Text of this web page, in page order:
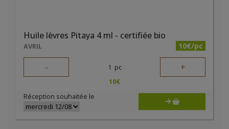
Huile lèvres Pitaya 4 ml - certifiée bio
AVRIL 10€/pc
- 1 pc +
10€
Réception souhaitée le